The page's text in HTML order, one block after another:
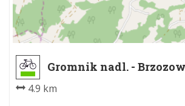
Gromnik nadl. -
4.9 km